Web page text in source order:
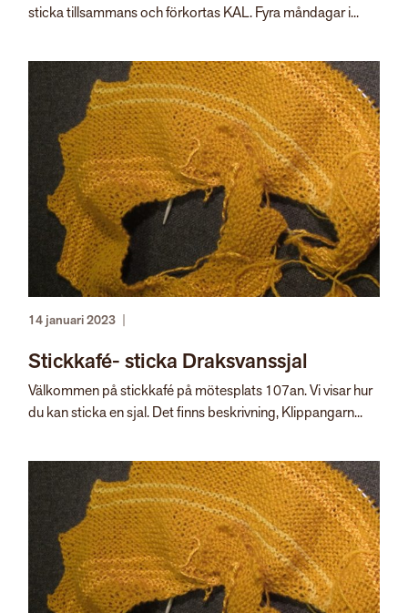
sticka tillsammans och förkortas KAL. Fyra måndagar i...
14 januari 2023 |
Stickkafé- sticka Draksvanssjal
Välkommen på stickkafé på mötesplats 107an. Vi visar hur
du kan sticka en sjal. Det finns beskrivning, Klippangarn...